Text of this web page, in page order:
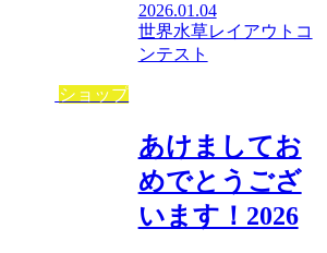
2026.01.04
世界水草レイアウトコ
ンテスト
ショップ
あけましてお
めでとうござ
います！2026